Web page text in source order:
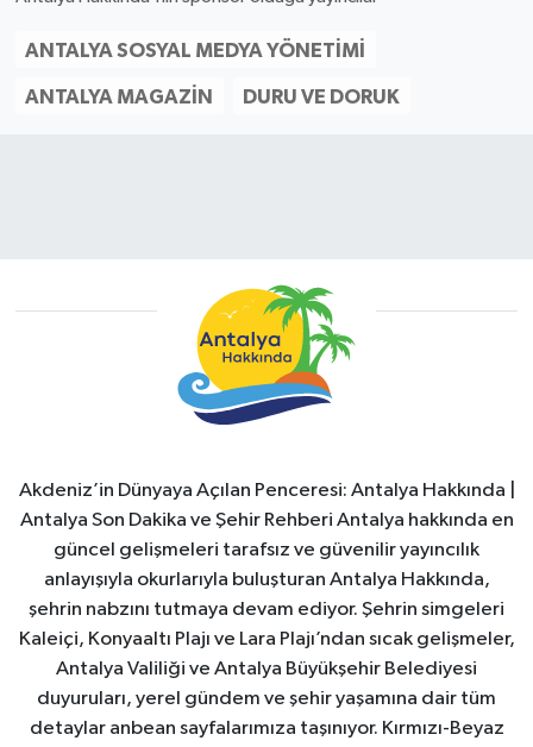
ANTALYA SOSYAL MEDYA YÖNETIMI
ANTALYA MAGAZIN DURU VE DORUK
Akdeniz’in Dünyaya Açılan Penceresi: Antalya Hakkında |
Antalya Son Dakika ve Şehir Rehberi Antalya hakkında en
güncel gelişmeleri tarafsız ve güvenilir yayıncılık
anlayışıyla okurlarıyla buluşturan Antalya Hakkında,
şehrin nabzını tutmaya devam ediyor. Şehrin simgeleri
Kaleiçi, Konyaaltı Plajı ve Lara Plajı’ndan sıcak gelişmeler,
Antalya Valiliği ve Antalya Büyükşehir Belediyesi
duyuruları, yerel gündem ve şehir yaşamına dair tüm
detaylar anbean sayfalarımıza taşınıyor. Kırmızı-Beyaz